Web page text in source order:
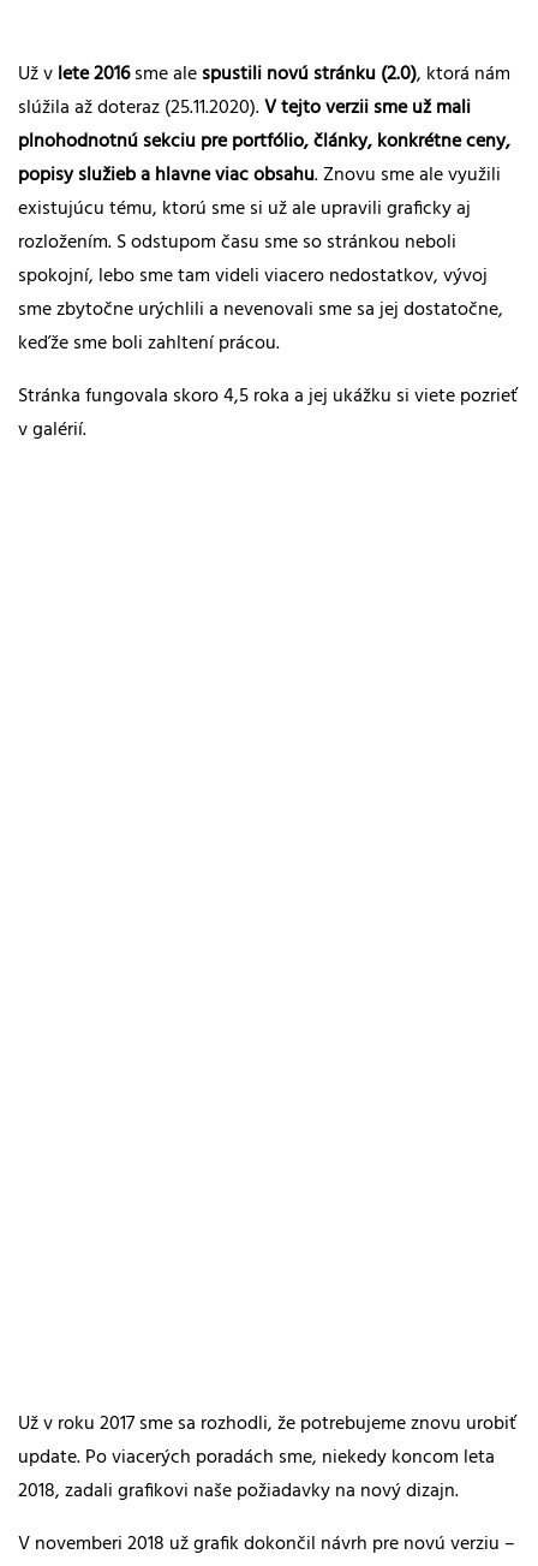
Už vlete 2016sme alespustili novú stránku (2.0), ktorá nám
slúžila až doteraz (25.11.2020).V tejto verzii sme už mali
plnohodnotnú sekciu pre portfólio, články, konkrétne ceny,
popisy služieb a hlavne viac obsahu. Znovu sme ale využili
existujúcu tému, ktorú sme si už ale upravili graficky aj
rozložením. S odstupom času sme so stránkou neboli
spokojní, lebo sme tam videli viacero nedostatkov, vývoj
sme zbytočne urýchlili a nevenovali sme sa jej dostatočne,
keďže sme boli zahltení prácou.
Stránka fungovala skoro 4,5 roka a jej ukážku si viete pozrieť
v galérií.
Už v roku 2017 sme sa rozhodli, že potrebujeme znovu urobiť
update. Po viacerých poradách sme, niekedy koncom leta
2018, zadali grafikovi naše požiadavky na nový dizajn.
V novemberi 2018 už grafik dokončil návrh pre novú verziu –